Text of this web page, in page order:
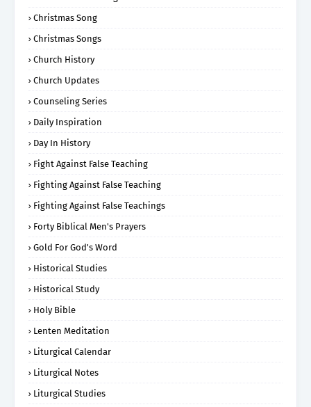
Christmas Song
Christmas Songs
Church History
Church Updates
Counseling Series
Daily Inspiration
Day In History
Fight Against False Teaching
Fighting Against False Teaching
Fighting Against False Teachings
Forty Biblical Men's Prayers
Gold For God's Word
Historical Studies
Historical Study
Holy Bible
Lenten Meditation
Liturgical Calendar
Liturgical Notes
Liturgical Studies